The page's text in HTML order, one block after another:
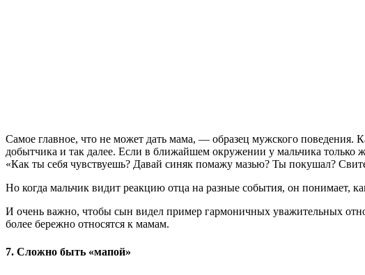
Самое главное, что не может дать мама, — образец мужского поведения.
добытчика и так далее. Если в ближайшем окружении у мальчика только
«Как ты себя чувствуешь? Давай синяк помажу мазью? Ты покушал?
Но когда мальчик видит реакцию отца на разные события, он понимает,
И очень важно, чтобы сын видел пример гармоничных уважительных
более бережно относятся к мамам.
7. Сложно быть «мапой»